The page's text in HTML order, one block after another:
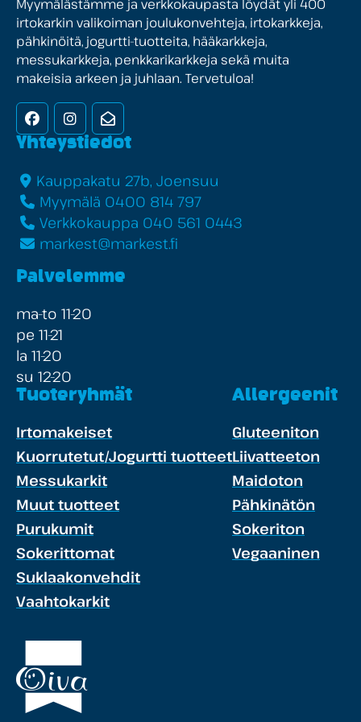
Myymälästämme ja verkkokaupasta löydät yli 400
irtokarkin valikoiman joulukonvehteja, irtokarkkeja,
pähkinöitä, jogurtti-tuotteita, hääkarkkeja,
messukarkkeja, penkkarikarkkeja sekä muita
makeisia arkeen ja juhlaan. Tervetuloa!
FacebookInstagramUutiskirje
Yhteystiedot
Kauppakatu 27b, Joensuu
Myymälä 0400 814 797
Verkkokauppa 040 561 0443
markest@markest.fi
Palvelemme
ma-to 11-20
pe 11-21
la 11-20
su 12-20
Tuoteryhmät
Irtomakeiset
Kuorrutetut/Jogurtti tuotteet
Messukarkit
Muut tuotteet
Purukumit
Sokerittomat
Suklaakonvehdit
Vaahtokarkit
Allergeenit
Gluteeniton
Liivatteeton
Maidoton
Pähkinätön
Sokeriton
Vegaaninen